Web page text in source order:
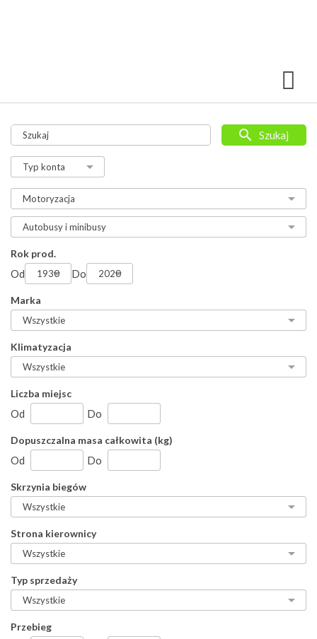
Rok prod.
Od Do
Marka
Klimatyzacja
Liczba miejsc
Od Do
Dopuszczalna masa całkowita (kg)
Od Do
Skrzynia biegów
Strona kierownicy
Typ sprzedaży
Przebieg
Szukaj